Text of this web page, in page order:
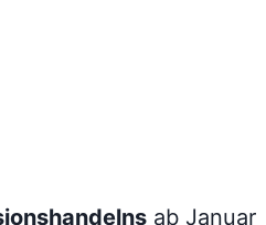
ab Januar